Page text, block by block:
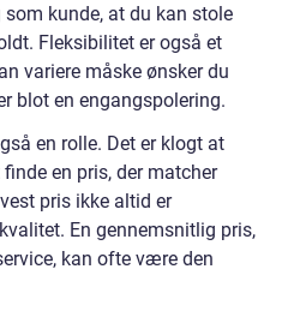
kunde, at du kan stole
Fleksibilitet er også et
variere måske ønsker du
blot en engangspolering.
en rolle. Det er klogt at
en pris, der matcher
pris ikke altid er
En gennemsnitlig pris,
kan ofte være den